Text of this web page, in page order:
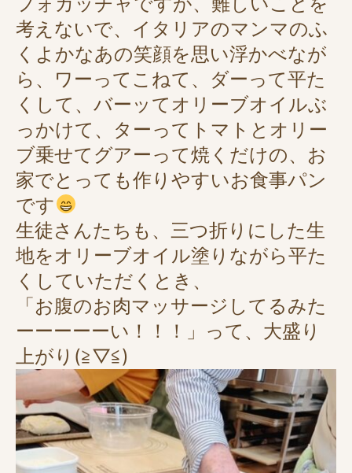
考えないで、イタリアのマンマのふ
くよかなあの笑顔を思い浮かべなが
ら、ワーってこねて、ダーって平た
くして、バーッてオリーブオイルぶ
っかけて、ターってトマトとオリー
ブ乗せてグアーって焼くだけの、お
家でとっても作りやすいお食事パン
です
生徒さんたちも、三つ折りにした生
地をオリーブオイル塗りながら平た
くしていただくとき、
「お腹のお肉マッサージしてるみた
ーーーーーい！！！」って、大盛り
上がり(≧▽≦)